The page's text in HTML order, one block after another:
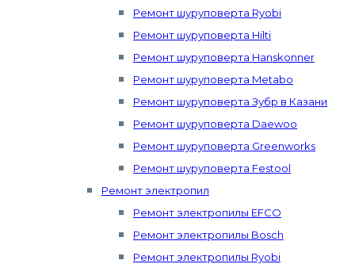
Ремонт шуруповерта Ryobi
Ремонт шуруповерта Hilti
Ремонт шуруповерта Hanskonner
Ремонт шуруповерта Metabo
Ремонт шуруповерта Зубр в Казани
Ремонт шуруповерта Daewoo
Ремонт шуруповерта Greenworks
Ремонт шуруповерта Festool
Ремонт электропил
Ремонт электропилы EFCO
Ремонт электропилы Bosch
Ремонт электропилы Ryobi